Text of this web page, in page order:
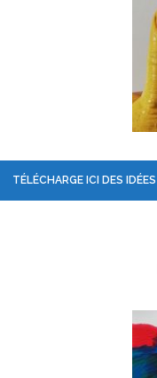
TÉLÉCHARGE ICI DES IDÉES